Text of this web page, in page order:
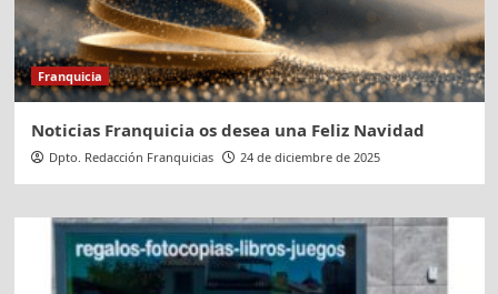
Franquicia
Noticias Franquicia os desea una Feliz Navidad
Dpto. Redacción Franquicias 24 de diciembre de 2025